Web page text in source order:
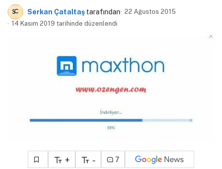
Serkan Çataltaş tarafından 22 Ağustos 2015
14 Kasım 2019 tarihinde düzenlendi
+ - 7